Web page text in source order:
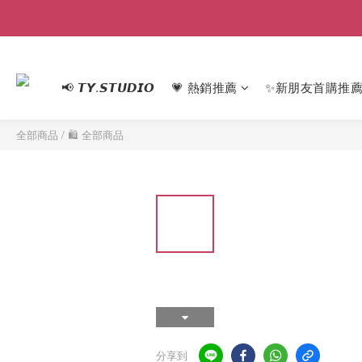
📢 𝙏𝙔.𝙎𝙏𝙐𝘿𝙄𝙊 💗 熱銷推薦 ✨新朋友首購推薦
全部商品 / 🛍 全部商品
分享到